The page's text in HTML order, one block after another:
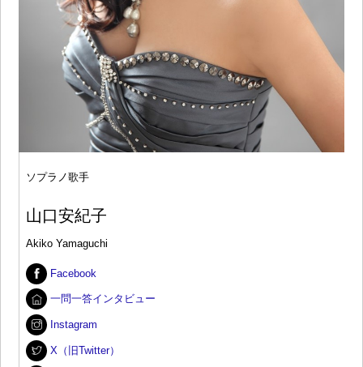
ソプラノ歌手
山口安紀子
Akiko Yamaguchi
Facebook
一問一答インタビュー
Instagram
X（旧Twitter）